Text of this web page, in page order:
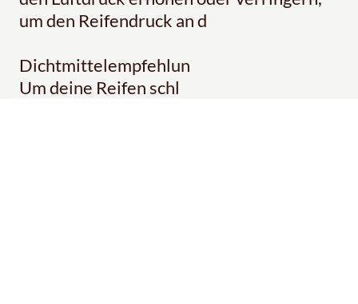
um den Reifendruck an d
Dichtmittelempfehlun
Um deine Reifen schl